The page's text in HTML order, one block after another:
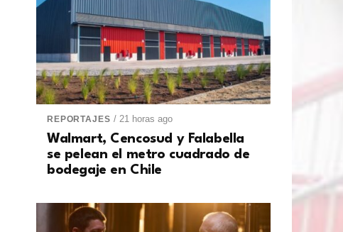
REPORTAJES / 21 horas ago
Walmart, Cencosud y Falabella
se pelean el metro cuadrado de
bodegaje en Chile